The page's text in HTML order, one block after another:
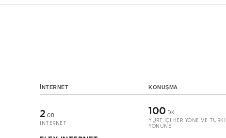
İNTERNET KONUŞMA
2 GB
İNTERNET
100 DK
YURT İÇİ HER YÖNE VE
YÖNÜNE